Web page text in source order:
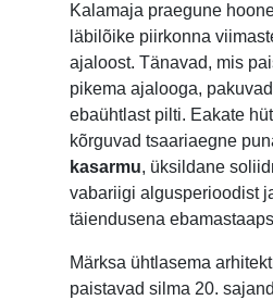
Kalamaja praegune
läbilõike piirkonna
ajaloost. Tänavad, mis
pikema ajalooga,
ebaühtlast pilti. Eakate
kõrguvad tsaariaegne
kasarmu, üksildane
vabariigi algusperioodist
täiendusena
Märksa ühtlasema
paistavad silma 20.